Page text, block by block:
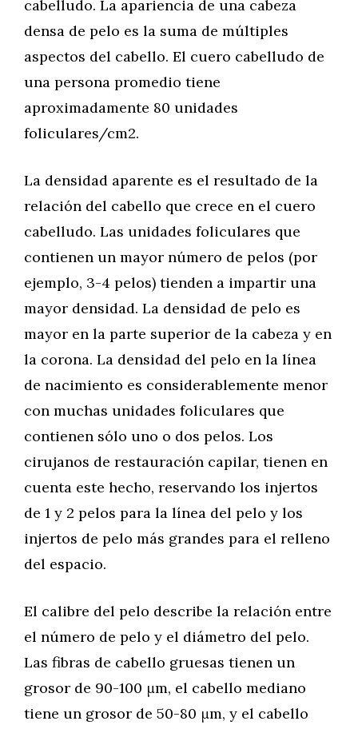
cabelludo. La apariencia de una cabeza
densa de pelo es la suma de múltiples
aspectos del cabello. El cuero cabelludo de
una persona promedio tiene
aproximadamente 80 unidades
foliculares/cm2.
La densidad aparente es el resultado de la
relación del cabello que crece en el cuero
cabelludo. Las unidades foliculares que
contienen un mayor número de pelos (por
ejemplo, 3-4 pelos) tienden a impartir una
mayor densidad. La densidad de pelo es
mayor en la parte superior de la cabeza y en
la corona. La densidad del pelo en la línea
de nacimiento es considerablemente menor
con muchas unidades foliculares que
contienen sólo uno o dos pelos. Los
cirujanos de restauración capilar, tienen en
cuenta este hecho, reservando los injertos
de 1 y 2 pelos para la línea del pelo y los
injertos de pelo más grandes para el relleno
del espacio.
El calibre del pelo describe la relación entre
el número de pelo y el diámetro del pelo.
Las fibras de cabello gruesas tienen un
grosor de 90-100 μm, el cabello mediano
tiene un grosor de 50-80 μm, y el cabello